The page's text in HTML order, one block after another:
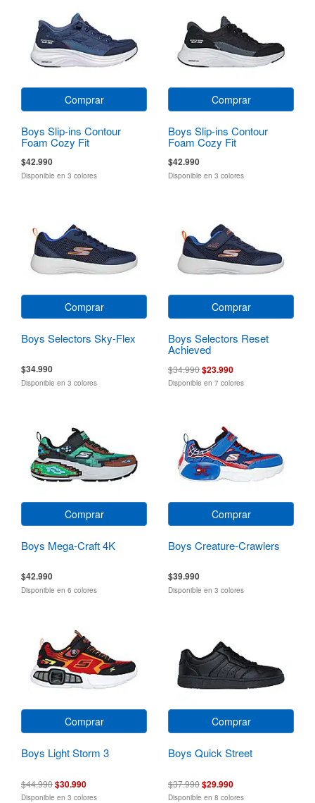
Comprar
Boys Slip-ins Contour
Foam Cozy Fit
$42.990
Disponible en 3 colores
Comprar
Boys Slip-ins Contour
Foam Cozy Fit
$42.990
Disponible en 3 colores
Comprar
Boys Selectors Sky-Flex
$34.990
Disponible en 3 colores
Comprar
Boys Selectors Reset
Achieved
$34.990$23.990
Disponible en 7 colores
Comprar
Boys Mega-Craft 4K
$42.990
Disponible en 6 colores
Comprar
Boys Creature-Crawlers
$39.990
Disponible en 3 colores
Comprar
Boys Light Storm 3
$44.990$30.990
Disponible en 3 colores
Comprar
Boys Quick Street
$37.990$29.990
Disponible en 8 colores